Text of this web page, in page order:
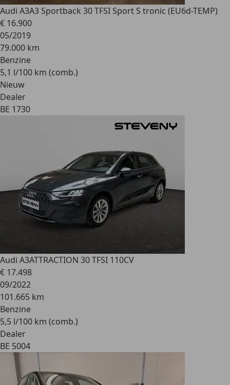
Audi A3A3 Sportback 30 TFSI Sport S tronic (EU6d-TEMP)
€ 16.900
05/2019
79.000 km
Benzine
5,1 l/100 km (comb.)
Nieuw
Dealer
BE 1730
Audi A3ATTRACTION 30 TFSI 110CV
€ 17.498
09/2022
101.665 km
Benzine
5,5 l/100 km (comb.)
Dealer
BE 5004